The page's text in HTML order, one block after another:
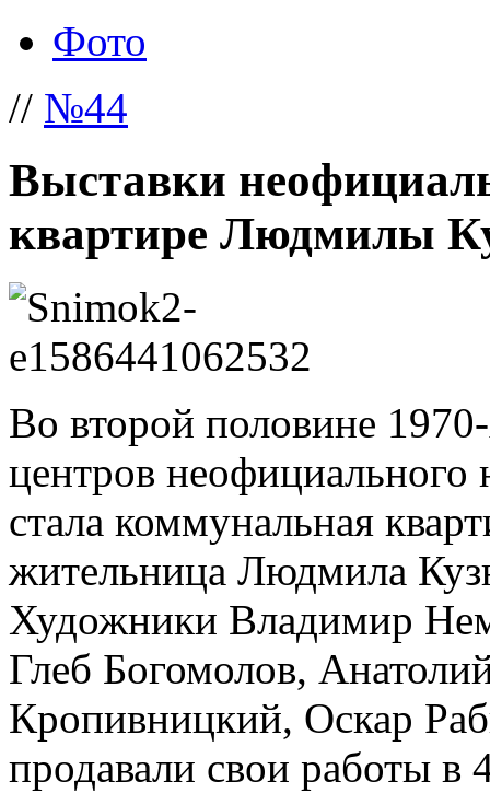
Фото
// №44
Выставки
квартире Людмилы
Во второй половине
центров неофициального
стала коммунальная
жительница Людмила
Художники Владимир
Глеб Богомолов,
Кропивницкий, Оскар
продавали свои работы в